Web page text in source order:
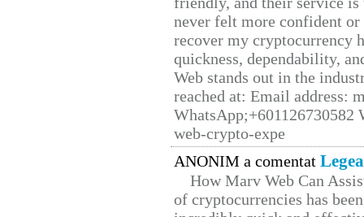
never felt more confident
recover my cryptocurrency
quickness, dependability,
Web stands out in the
reached at: Email address:
web-crypto-expe
ANONIM a comentat
How Marv Web Can
of cryptocurrencies has